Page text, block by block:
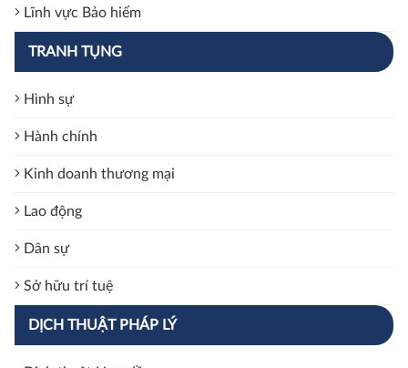
Lĩnh vực Bảo hiểm
TRANH TỤNG
Hình sự
Hành chính
Kinh doanh thương mại
Lao động
Dân sự
Sở hữu trí tuệ
DỊCH THUẬT PHÁP LÝ